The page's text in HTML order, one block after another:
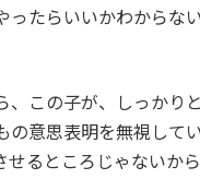
たらいいかわからな
この子が、しっかり
の意思表明を無視して
せるところじゃないか